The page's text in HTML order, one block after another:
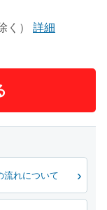
）
詳細
流れについて